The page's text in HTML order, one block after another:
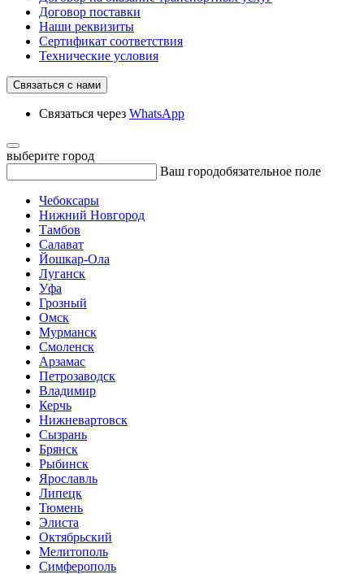
Договор поставки
Наши реквизиты
Сертификат соответствия
Технические условия
Связаться с нами
Связаться через WhatsApp
выберите город
Ваш городобязательное поле
Чебоксары
Нижний Новгород
Тамбов
Салават
Йошкар-Ола
Луганск
Уфа
Грозный
Омск
Мурманск
Смоленск
Арзамас
Петрозаводск
Владимир
Керчь
Нижневартовск
Сызрань
Брянск
Рыбинск
Ярославль
Липецк
Тюмень
Элиста
Октябрьский
Мелитополь
Симферополь